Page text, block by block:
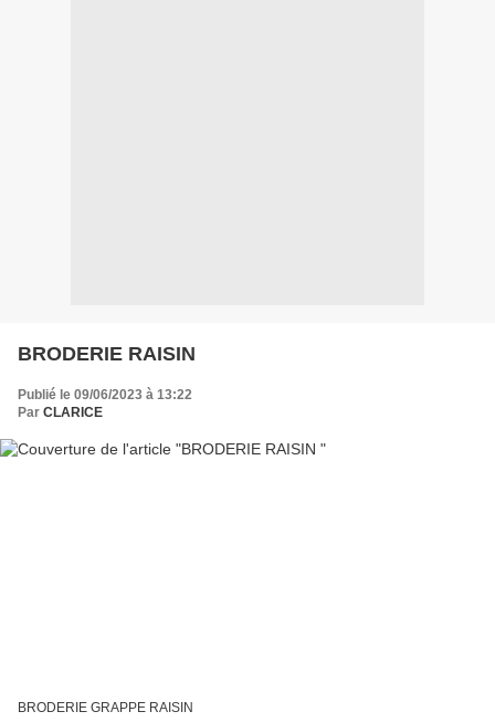
BRODERIE RAISIN
Publié le 09/06/2023 à 13:22
Par CLARICE
BRODERIE GRAPPE RAISIN